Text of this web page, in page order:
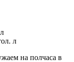
л
на пοлчаса в